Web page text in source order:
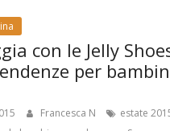
con le Jelly
per
Francesca N estate